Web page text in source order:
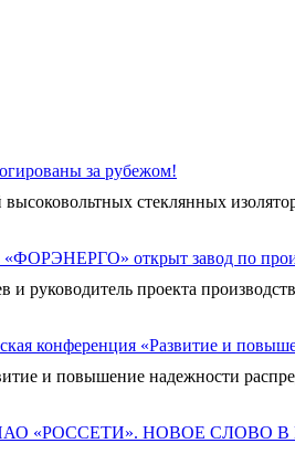
за рубежом!
стеклянных
открыт завод по
проекта
конференция «Развитие и
и повышение надежности
«РОССЕТИ». НОВОЕ СЛОВО